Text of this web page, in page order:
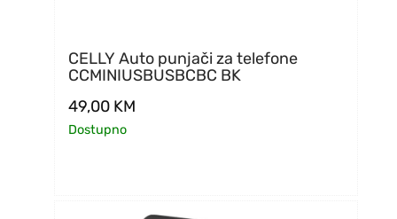
CELLY Auto punjači za telefone
CCMINIUSBUSBCBC BK
49,00 KM
Dostupno